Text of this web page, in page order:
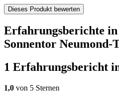
Dieses Produkt bewerten
Erfahrungsberichte
Sonnentor Neumond-
1 Erfahrungsbericht
1,0 von 5 Sternen